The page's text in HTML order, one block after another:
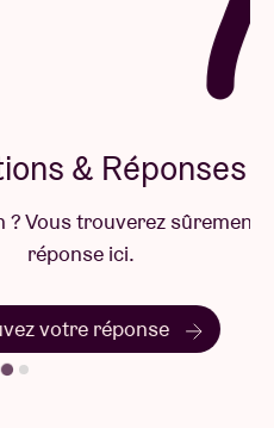
Réponses
trouverez sûrement la
ici.
réponse